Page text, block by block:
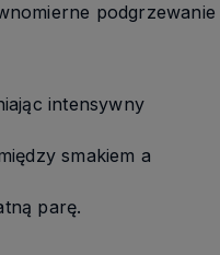
podgrzewanie
intensywny
smakiem a
parę.